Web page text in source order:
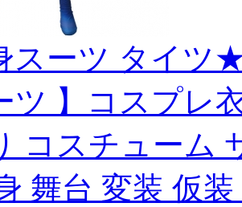
ーツ タイツ
ツ 】コスプレ
コスチューム
舞台 変装 仮